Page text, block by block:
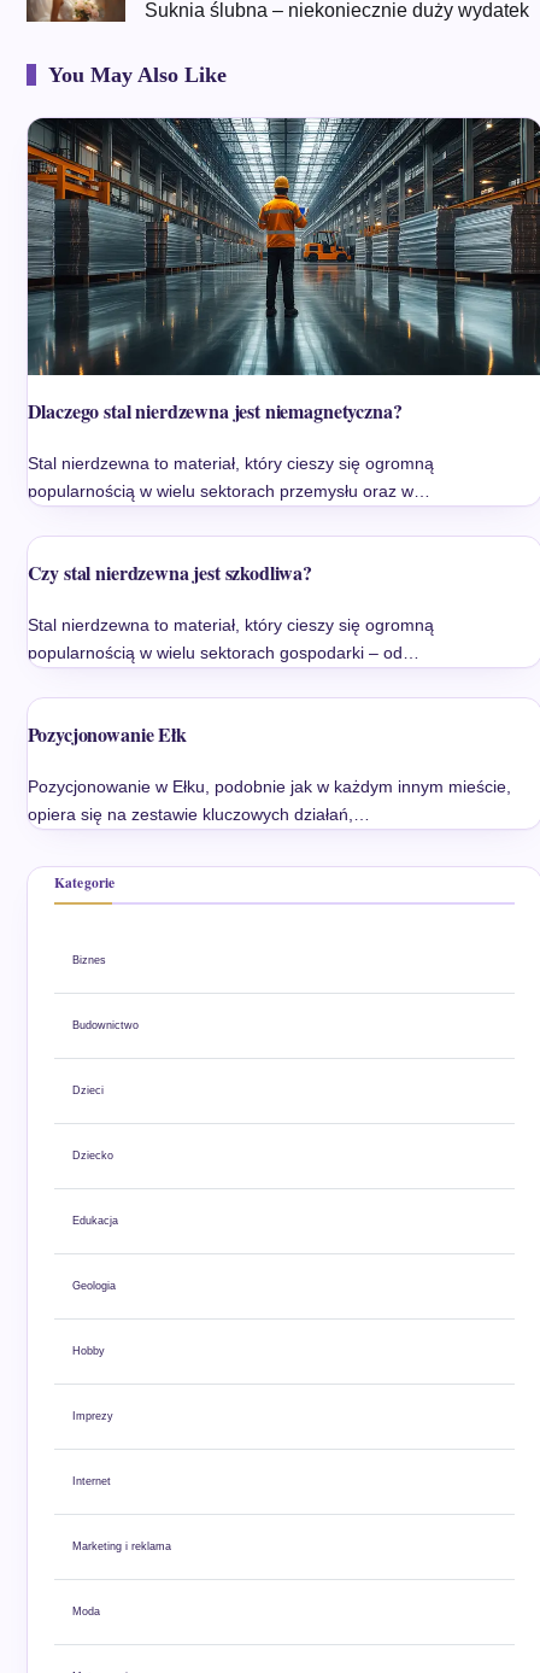
Suknia ślubna – niekoniecznie duży wydatek
You May Also Like
Dlaczego stal nierdzewna jest niemagnetyczna?
Stal nierdzewna to materiał, który cieszy się ogromną
popularnością w wielu sektorach przemysłu oraz w…
Czy stal nierdzewna jest szkodliwa?
Stal nierdzewna to materiał, który cieszy się ogromną
popularnością w wielu sektorach gospodarki – od…
Pozycjonowanie Ełk
Pozycjonowanie w Ełku, podobnie jak w każdym innym mieście,
opiera się na zestawie kluczowych działań,…
Kategorie
Biznes
Budownictwo
Dzieci
Dziecko
Edukacja
Geologia
Hobby
Imprezy
Internet
Marketing i reklama
Moda